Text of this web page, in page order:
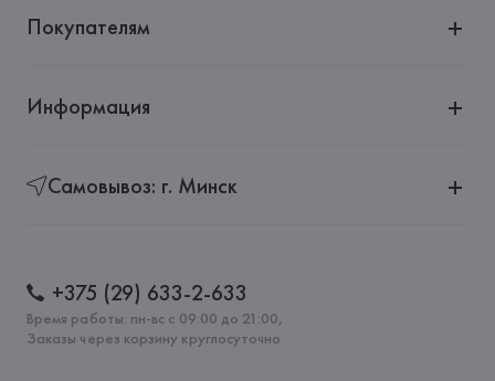
Покупателям
Информация
Самовывоз: г. Минск
+375 (29) 633-2-633
Время работы: пн-вс с 09:00 до 21:00,
Заказы через корзину круглосуточно